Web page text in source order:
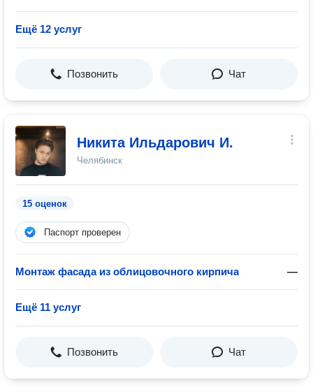
Ещё 12 услуг
Позвонить Чат
Никита Ильдарович И.
Челябинск
15 оценок
Паспорт проверен
Монтаж фасада из облицовочного кирпича —
Ещё 11 услуг
Позвонить Чат